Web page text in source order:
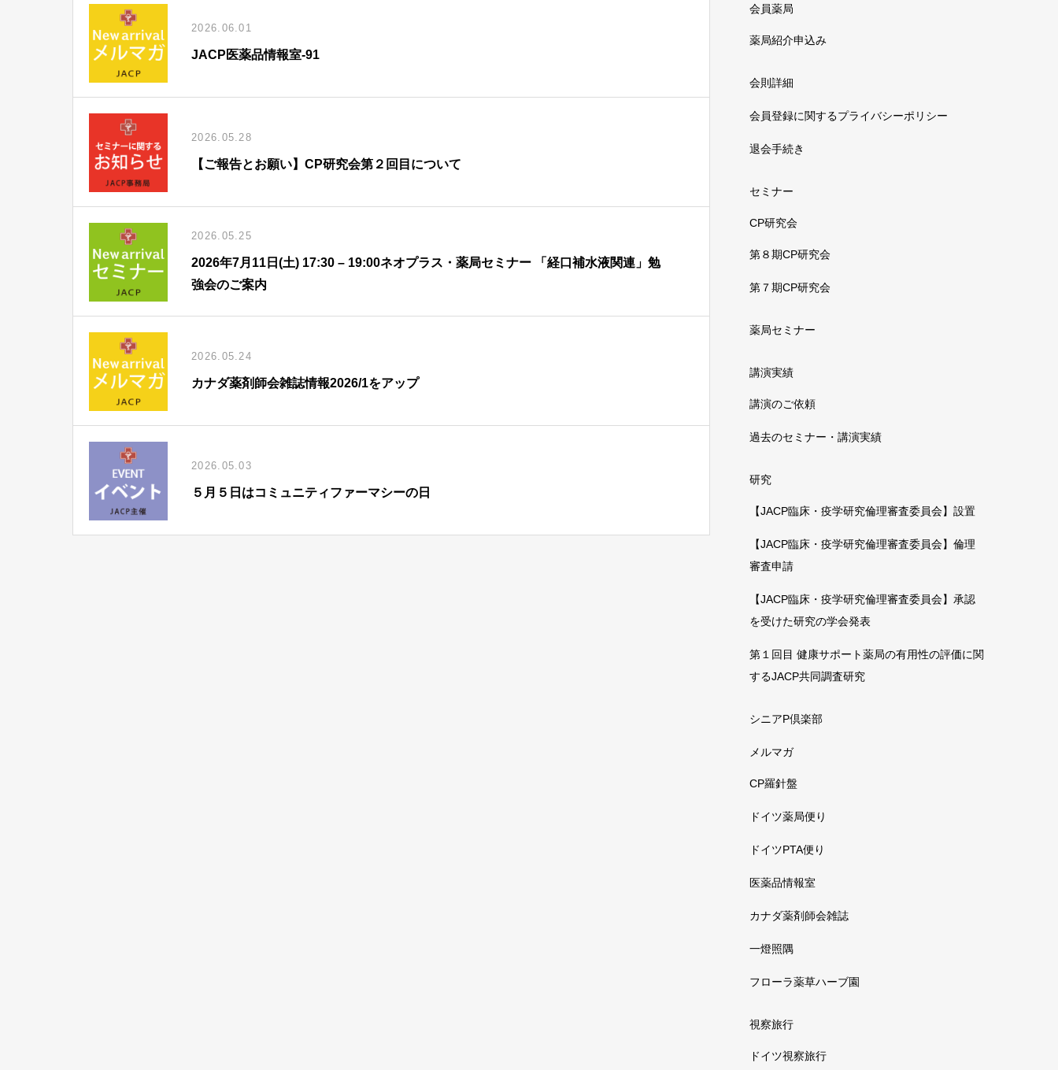
2026.06.01
JACP医薬品情報室-91
2026.05.28
【ご報告とお願い】CP研究会第２回目について
2026.05.25
2026年7月11日(土) 17:30 – 19:00ネオプラス・薬局セミナー 「経口補水液関連」勉
強会のご案内
2026.05.24
カナダ薬剤師会雑誌情報2026/1をアップ
2026.05.03
５月５日はコミュニティファーマシーの日
会員薬局
薬局紹介申込み
会則詳細
会員登録に関するプライバシーポリシー
退会手続き
セミナー
CP研究会
第８期CP研究会
第７期CP研究会
薬局セミナー
講演実績
講演のご依頼
過去のセミナー・講演実績
研究
【JACP臨床・疫学研究倫理審査委員会】設置
【JACP臨床・疫学研究倫理審査委員会】倫理
審査申請
【JACP臨床・疫学研究倫理審査委員会】承認
を受けた研究の学会発表
第１回目 健康サポート薬局の有用性の評価に関
するJACP共同調査研究
シニアP倶楽部
メルマガ
CP羅針盤
ドイツ薬局便り
ドイツPTA便り
医薬品情報室
カナダ薬剤師会雑誌
一燈照隅
フローラ薬草ハーブ園
視察旅行
ドイツ視察旅行